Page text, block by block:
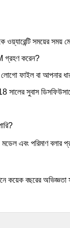
সময়ের সময়
গ্রহণ করেন?
ফাইল বা আপনার
সালের সুবাস
এবং পরিমাণ বলার
কয়েক বছরের অভিজ্ঞতা